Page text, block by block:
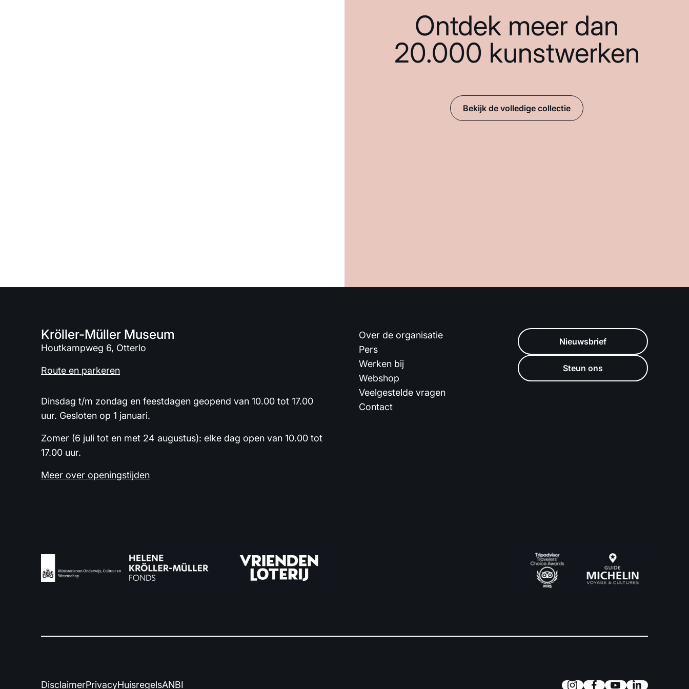
Ontdek meer dan
20.000 kunstwerken
Bekijk de volledige collectie
Kröller-Müller Museum
Houtkampweg 6, Otterlo
Route en parkeren
Dinsdag t/m zondag en feestdagen geopend van 10.00 tot 17.00
uur. Gesloten op 1 januari.
Zomer (6 juli tot en met 24 augustus): elke dag open van 10.00 tot
17.00 uur.
Meer over openingstijden
Over de organisatie
Pers
Werken bij
Webshop
Veelgestelde vragen
Contact
Nieuwsbrief
Steun ons
DisclaimerPrivacyHuisregelsANBI